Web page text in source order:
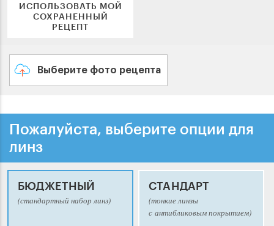
ИСПОЛЬЗОВАТЬ МОЙ
СОХРАНЕННЫЙ
РЕЦЕПТ
Выберите фото рецепта
Пожалуйста, выберите опции для
линз
БЮДЖЕТНЫЙ
(стандартный набор линз)
СТАНДАРТ
(тонкие линзы
с антибликовым покрытием)